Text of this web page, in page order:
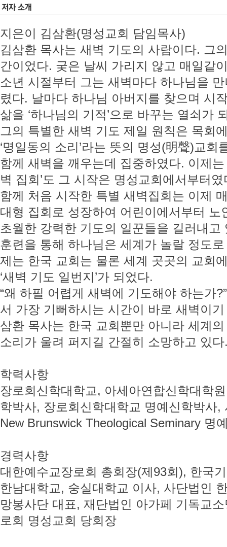
지은이 김삼환(명성교회 담임목사)
김삼환 목사는 새벽 기도의 사람이다. 그
간이었다. 궂은 날씨 가리지 않고 매일같
소년 시절부터 그는 새벽마다 하나님을
렸다. 날마다 하나님 아버지를 찾으며 시
삶을 ‘하나님의 기적’으로 바꾸는 열쇠가
그의 특별한 새벽 기도 제일 원칙은 목회
‘명일동의 소리’라는 뜻의 명성(明聲)교
함께 새벽을 깨우는데 집중하였다. 이제
벽 집회’도 그 시작은 명성교회에서부터
함께 처음 시작한 특별 새벽집회는 이제
대형 집회로 성장하여 어린이에서부터
초월한 강력한 기도의 일꾼들을 길러내
훈련을 통해 하나님은 세계가 놀랄 정도
제는 한국 교회는 물론 세계 곳곳의 교회
‘새벽 기도 일번지’가 되었다.
“왜 하필 어렵게 새벽에 기도해야 하는가
서 가장 기뻐하시는 시간이 바로 새벽이
삼환 목사는 한국 교회뿐만 아니라 세계
소리가 울려 퍼지길 간절히 소망하고 있다
학력사항
장로회신학대학교, 아세아연합신학대학
학박사, 장로회신학대학교 명예신학박사
New Brunswick Theological Seminary 명
경력사항
대한예수교장로회 총회장(제93회), 한국
한남대학교, 숭실대학교 이사, 사단법인
망봉사단 대표, 재단법인 아가페 기독교
로회 명성교회 당회장